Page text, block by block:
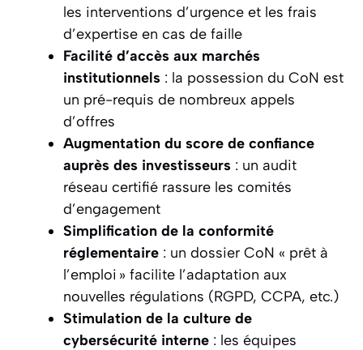
les interventions d’urgence et les frais
d’expertise en cas de faille
Facilité d’accès aux marchés
institutionnels : la possession du CoN est
un pré-requis de nombreux appels
d’offres
Augmentation du score de confiance
auprès des investisseurs : un audit
réseau certifié rassure les comités
d’engagement
Simplification de la conformité
réglementaire : un dossier CoN « prêt à
l’emploi » facilite l’adaptation aux
nouvelles régulations (RGPD, CCPA, etc.)
Stimulation de la culture de
cybersécurité interne : les équipes